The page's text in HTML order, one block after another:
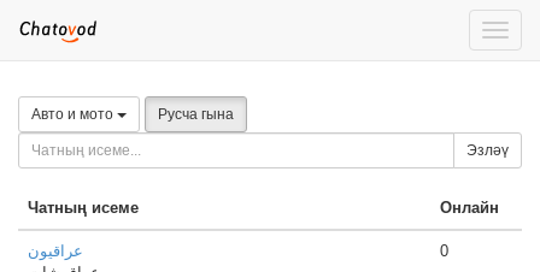
Toggle
Авто и мото Русча гына
Эзләү
Чатның исеме Онлайн
عراقيون
0